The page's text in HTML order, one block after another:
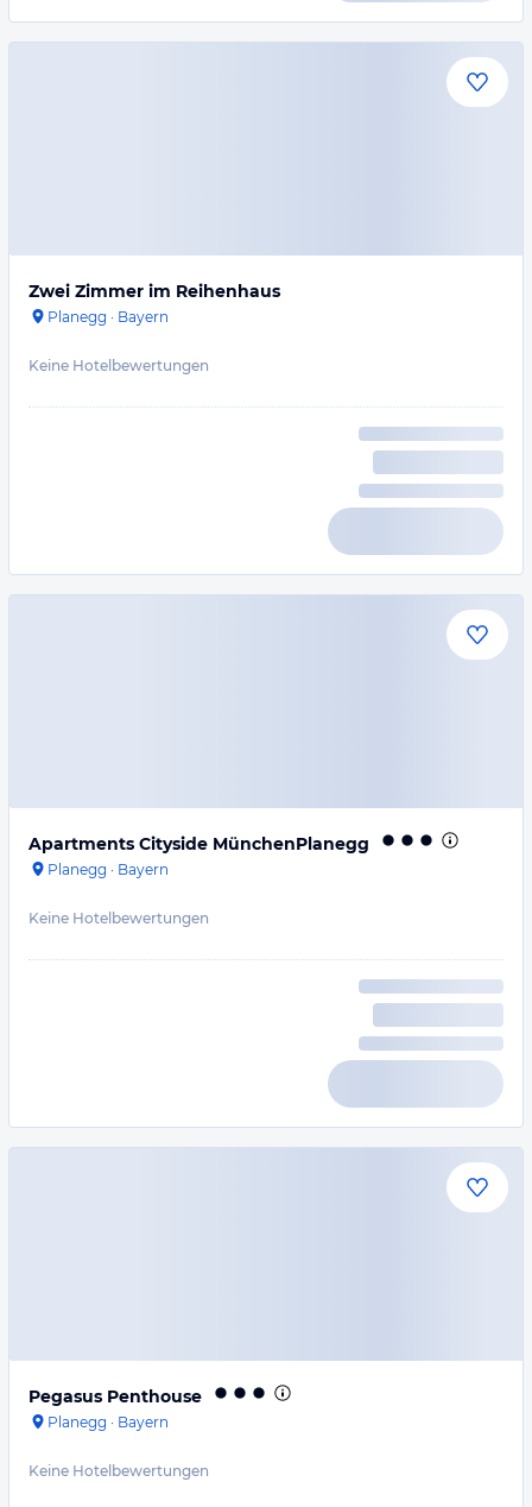
Zwei Zimmer im Reihenhaus
Planegg · Bayern
Keine Hotelbewertungen
Apartments Cityside MünchenPlanegg
Planegg · Bayern
Keine Hotelbewertungen
Pegasus Penthouse
Planegg · Bayern
Keine Hotelbewertungen